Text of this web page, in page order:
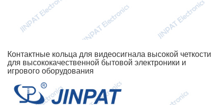
Контактные кольца для видеосигнала высокой четкости
для высококачественной бытовой электроники и
игрового оборудования